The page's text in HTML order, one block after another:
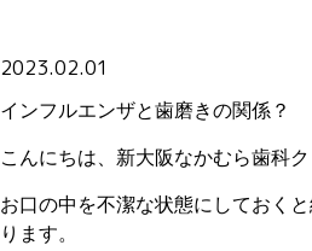
2023.02.01
インフルエンザと歯磨きの関係？
こんにちは、新大阪なかむら歯科ク
お口の中を不潔な状態にしておく
ります。